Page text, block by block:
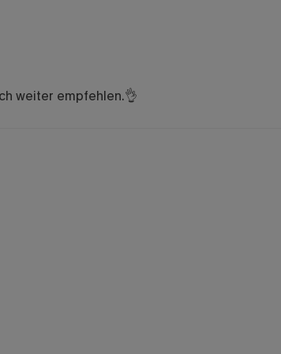
weiter empfehlen.👌